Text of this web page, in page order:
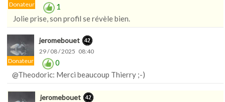
Donateur
1
Jolie prise, son profil se révèle bien.
Donateur
jeromebouet
29 / 08 / 2025 08:40
0
@Theodoric: Merci beaucoup Thierry ;-)
jeromebouet